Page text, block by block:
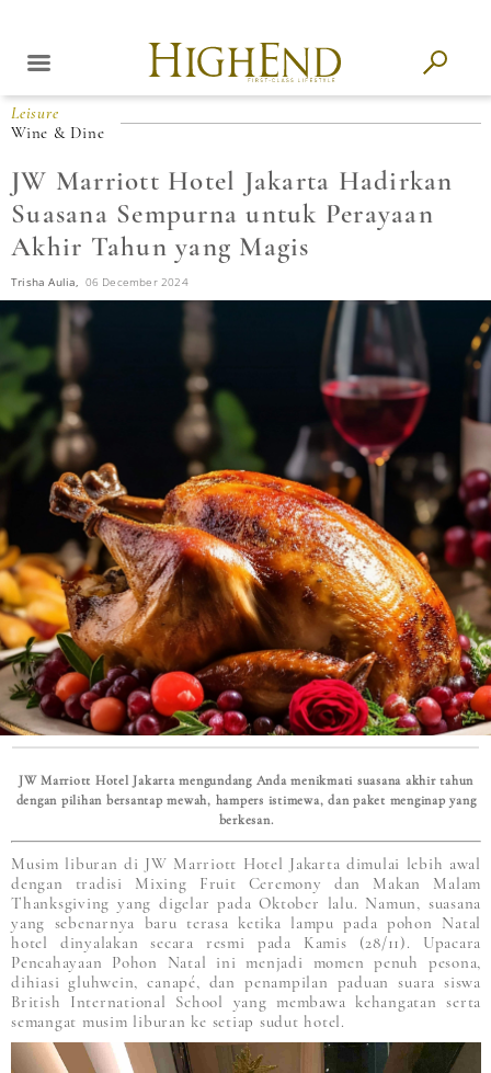
Leisure
Wine & Dine
JW Marriott Hotel Jakarta Hadirkan
Suasana Sempurna untuk Perayaan
Akhir Tahun yang Magis
Trisha Aulia, 06 December 2024
JW Marriott Hotel Jakarta mengundang Anda menikmati suasana akhir tahun
dengan pilihan bersantap mewah, hampers istimewa, dan paket menginap yang
berkesan.
Musim liburan di JW Marriott Hotel Jakarta dimulai lebih awal
dengan tradisi Mixing Fruit Ceremony dan Makan Malam
Thanksgiving yang digelar pada Oktober lalu. Namun, suasana
yang sebenarnya baru terasa ketika lampu pada pohon Natal
hotel dinyalakan secara resmi pada Kamis (28/11). Upacara
Pencahayaan Pohon Natal ini menjadi momen penuh pesona,
dihiasi gluhwein, canapé, dan penampilan paduan suara siswa
British International School yang membawa kehangatan serta
semangat musim liburan ke setiap sudut hotel.